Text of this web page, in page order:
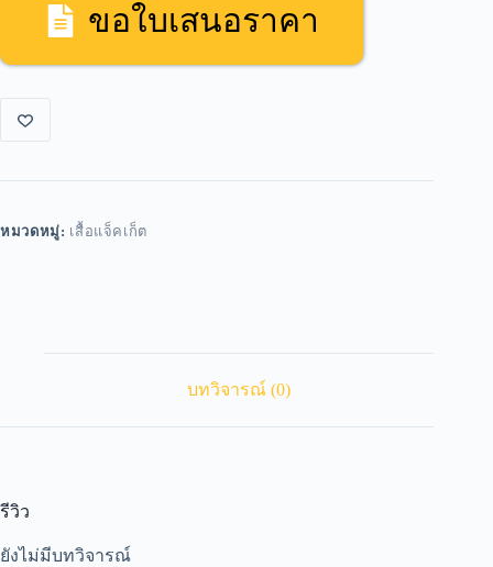
ขอใบเสนอราคา
หมวดหมู่: เสื้อแจ็คเก็ต
บทวิจารณ์ (0)
รีวิว
ยังไม่มีบทวิจารณ์